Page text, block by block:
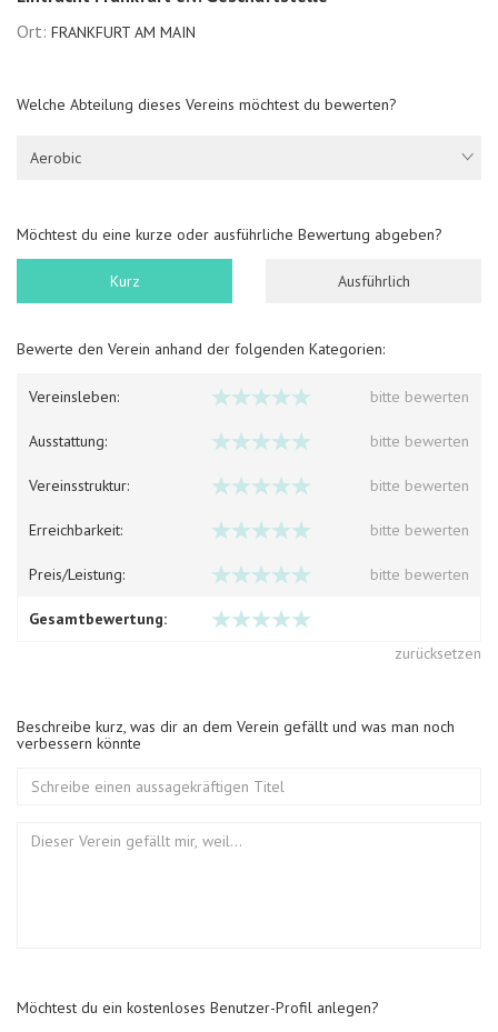
Ort: FRANKFURT AM MAIN
Welche Abteilung dieses Vereins möchtest du bewerten?
Aerobic
Möchtest du eine kurze oder ausführliche Bewertung abgeben?
Kurz Ausführlich
Bewerte den Verein anhand der folgenden Kategorien:
Vereinsleben: bitte bewerten
Ausstattung: bitte bewerten
Vereinsstruktur: bitte bewerten
Erreichbarkeit: bitte bewerten
Preis/Leistung: bitte bewerten
Gesamtbewertung:
zurücksetzen
Beschreibe kurz, was dir an dem Verein gefällt und was man noch
verbessern könnte
Möchtest du ein kostenloses Benutzer-Profil anlegen?